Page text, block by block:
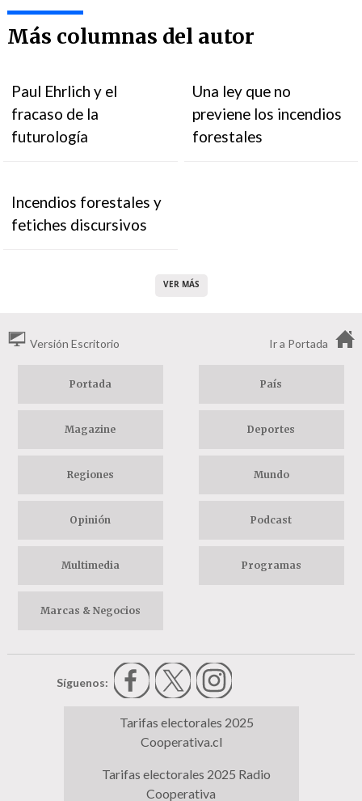
Más columnas del autor
Paul Ehrlich y el
fracaso de la
futurología
Una ley que no
previene los incendios
forestales
Incendios forestales y
fetiches discursivos
VER MÁS
Versión Escritorio Ir a Portada
Portada País
Magazine Deportes
Regiones Mundo
Opinión Podcast
Multimedia Programas
Marcas & Negocios
Síguenos:
Tarifas electorales 2025
Cooperativa.cl
Tarifas electorales 2025 Radio
Cooperativa